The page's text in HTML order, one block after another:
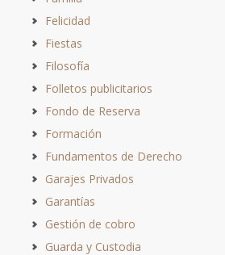
Felicidad
Fiestas
Filosofía
Folletos publicitarios
Fondo de Reserva
Formación
Fundamentos de Derecho
Garajes Privados
Garantías
Gestión de cobro
Guarda y Custodia